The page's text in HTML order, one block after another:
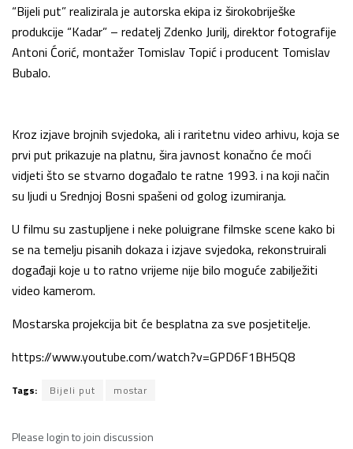
“Bijeli put” realizirala je autorska ekipa iz širokobriješke
produkcije “Kadar” – redatelj Zdenko Jurilj, direktor fotografije
Antoni Ćorić, montažer Tomislav Topić i producent Tomislav
Bubalo.
Kroz izjave brojnih svjedoka, ali i raritetnu video arhivu, koja se
prvi put prikazuje na platnu, šira javnost konačno će moći
vidjeti što se stvarno događalo te ratne 1993. i na koji način
su ljudi u Srednjoj Bosni spašeni od golog izumiranja.
U filmu su zastupljene i neke poluigrane filmske scene kako bi
se na temelju pisanih dokaza i izjave svjedoka, rekonstruirali
događaji koje u to ratno vrijeme nije bilo moguće zabilježiti
video kamerom.
Mostarska projekcija bit će besplatna za sve posjetitelje.
https://www.youtube.com/watch?v=GPD6F1BH5Q8
Tags: Bijeli put mostar
Please loginto join discussion